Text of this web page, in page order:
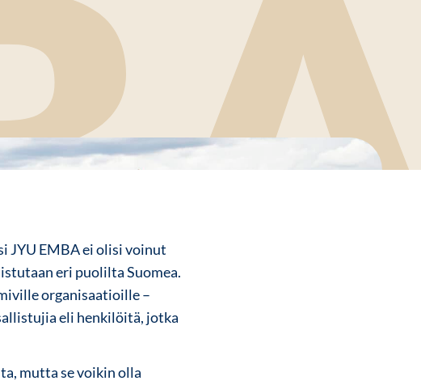
JYU EMBA ei olisi voinut
eri puolilta Suomea.
organisaatioille –
eli henkilöitä, jotka
mutta se voikin olla